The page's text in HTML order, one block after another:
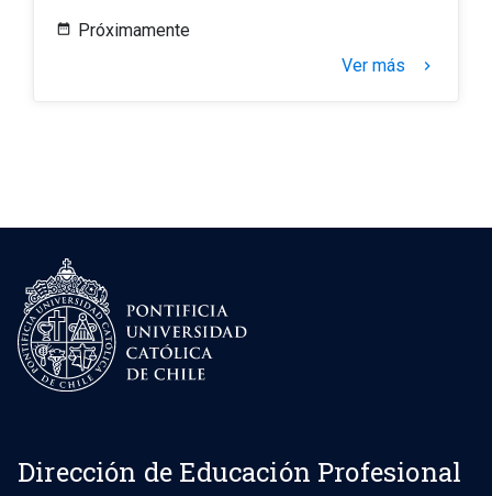
Próximamente
Ver más
keyboard_arrow_right
Dirección de Educación Profesional